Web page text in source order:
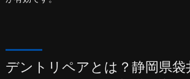
デントリペアとは？静岡県袋